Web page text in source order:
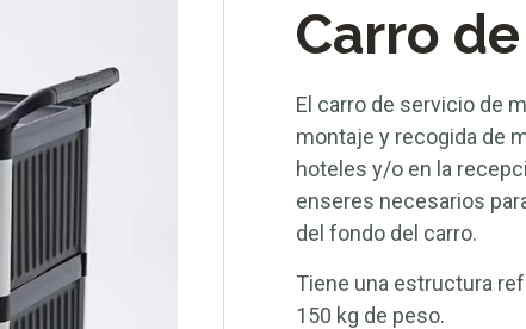
Carro
El carro de servicio de
montaje y recogida de
hoteles y/o en la
enseres necesarios
del fondo del carro.
Tiene una estructura
150 kg de peso.